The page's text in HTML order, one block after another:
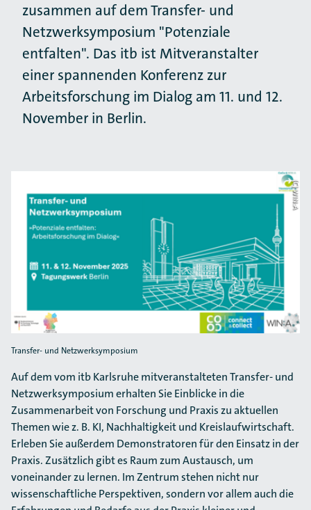
zusammen auf dem Transfer- und
Netzwerksymposium "Potenziale
entfalten". Das itb ist Mitveranstalter
einer spannenden Konferenz zur
Arbeitsforschung im Dialog am 11. und 12.
November in Berlin.
Transfer- und Netzwerksymposium
(C) WIN:A
Auf dem vom itb Karlsruhe mitveranstalteten Transfer- und
Netzwerksymposium erhalten Sie Einblicke in die
Zusammenarbeit von Forschung und Praxis zu aktuellen
Themen wie z. B. KI, Nachhaltigkeit und Kreislaufwirtschaft.
Erleben Sie außerdem Demonstratoren für den Einsatz in der
Praxis. Zusätzlich gibt es Raum zum Austausch, um
voneinander zu lernen. Im Zentrum stehen nicht nur
wissenschaftliche Perspektiven, sondern vor allem auch die